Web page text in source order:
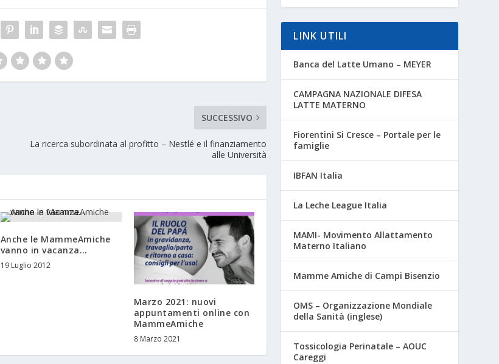
SUCCESSIVO
La ricerca subordinata al profitto – Nestlé e il finanziamento
alle Università
Anche le MammeAmiche
vanno in vacanza…
19 Luglio 2012
Marzo 2021: nuovi
appuntamenti online con
MammeAmiche
8 Marzo 2021
LINK UTILI
Banca del Latte Umano – MEYER
CAMPAGNA NAZIONALE DIFESA
LATTE MATERNO
Fiorentini Si Cresce – Portale per le
famiglie
IBFAN Italia
La Leche League Italia
MAMI- Movimento Allattamento
Materno Italiano
Mamme Amiche di Campi Bisenzio
OMS – Organizzazione Mondiale
della Sanità (inglese)
Tossicologia Perinatale – AOUC
Careggi